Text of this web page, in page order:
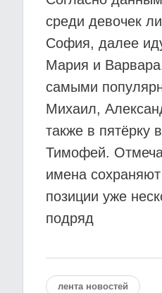
среди девочек
София, далее
Мария и
самыми
Михаил,
также в пятёрку
Тимофей.
имена
позиции уже
подряд
лента новостей